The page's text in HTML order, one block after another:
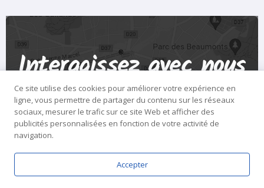
Interagissez avec nous
!
24 rue de l’Eglise, 94300 Vincennes
Ce site utilise des cookies pour améliorer votre expérience en
ligne, vous permettre de partager du contenu sur les réseaux
sociaux, mesurer le trafic sur ce site Web et afficher des
publicités personnalisées en fonction de votre activité de
navigation.
Accepter